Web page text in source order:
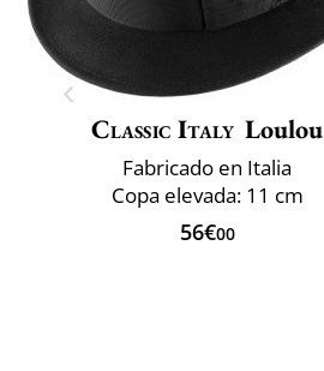
Classic Italy Loulou
Fabricado en Italia
Copa elevada: 11 cm
56€00